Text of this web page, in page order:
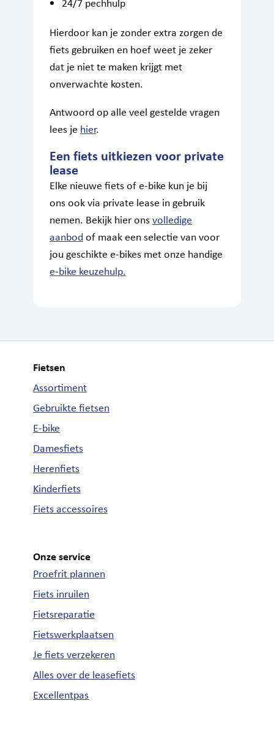
24/7 pechhulp
Hierdoor kan je zonder extra zorgen de
fiets gebruiken en hoef weet je zeker
dat je niet te maken krijgt met
onverwachte kosten.
Antwoord op alle veel gestelde vragen
lees je hier.
Een fiets uitkiezen voor private
lease
Elke nieuwe fiets of e-bike kun je bij
ons ook via private lease in gebruik
nemen. Bekijk hier onsvolledige
aanbodof maak een selectie van voor
jou geschikte e-bikes met onze handige
e-bike keuzehulp.
Fietsen
Assortiment
Gebruikte fietsen
E-bike
Damesfiets
Herenfiets
Kinderfiets
Fiets accessoires
Onze service
Proefrit plannen
Fiets inruilen
Fietsreparatie
Fietswerkplaatsen
Je fiets verzekeren
Alles over de leasefiets
Excellentpas